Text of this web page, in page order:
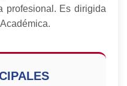
profesional. Es dirigida